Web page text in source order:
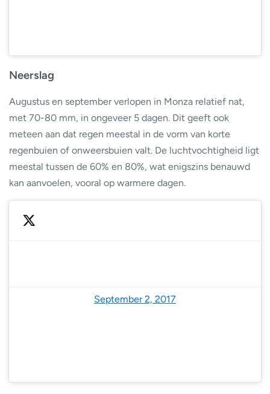
Neerslag
Augustus en september verlopen in Monza relatief nat,
met 70-80 mm, in ongeveer 5 dagen. Dit geeft ook
meteen aan dat regen meestal in de vorm van korte
regenbuien of onweersbuien valt. De luchtvochtigheid ligt
meestal tussen de 60% en 80%, wat enigszins benauwd
kan aanvoelen, vooral op warmere dagen.
September 2, 2017